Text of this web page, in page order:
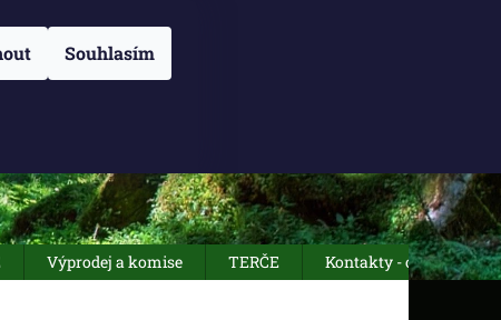
Souhlasím
Výprodej a komise TERČE
Kontakty - otevírací